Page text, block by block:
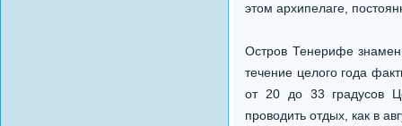
этом архипелаге,
Остров Тенерифе
течение целого года
от 20 до 33 градусов
проводить отдых, как в